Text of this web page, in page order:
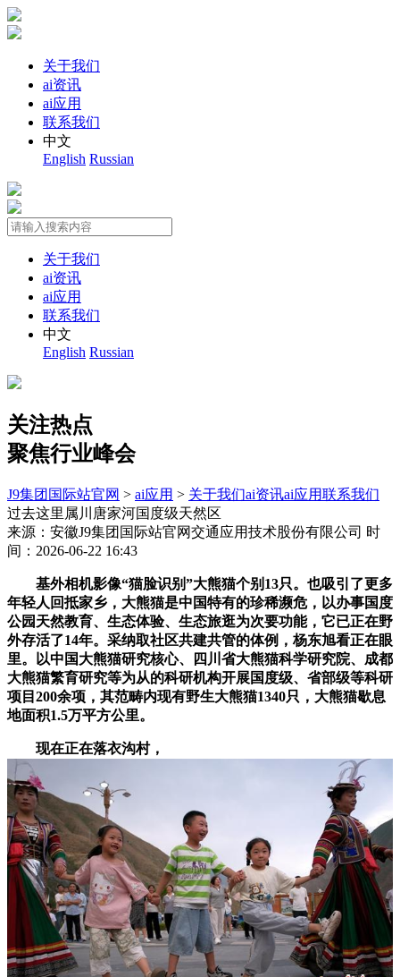
关于我们
ai资讯
ai应用
联系我们
中文
English Russian
关于我们
ai资讯
ai应用
联系我们
中文
English Russian
关注热点
聚焦行业峰会
J9集团国际站官网 > ai应用 > 关于我们ai资讯ai应用联系我们
过去这里属川唐家河国度级天然区
来源：安徽J9集团国际站官网交通应用技术股份有限公司 时
间：2026-06-22 16:43
基外相机影像“猫脸识别”大熊猫个别13只。也吸引了更多
年轻人回抵家乡，大熊猫是中国特有的珍稀濒危，以办事国度
公园天然教育、生态体验、生态旅逛为次要功能，它已正在野
外存活了14年。采纳取社区共建共管的体例，杨东旭看正在眼
里。以中国大熊猫研究核心、四川省大熊猫科学研究院、成都
大熊猫繁育研究等为从的科研机构开展国度级、省部级等科研
项目200余项，其范畴内现有野生大熊猫1340只，大熊猫歇息
地面积1.5万平方公里。
现在正在落衣沟村，